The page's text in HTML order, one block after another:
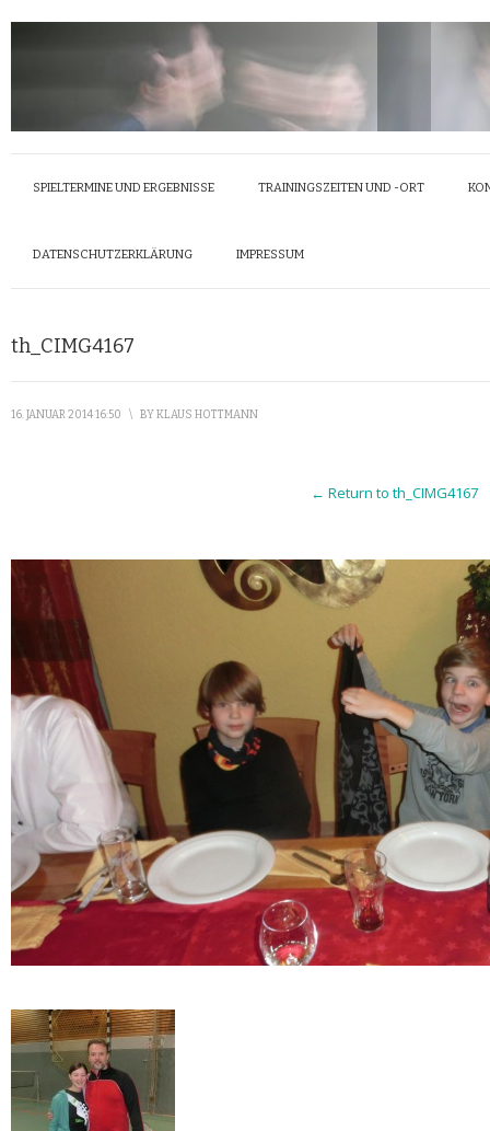
SPIELTERMINE UND ERGEBNISSE TRAININGSZEITEN UND -ORT
DATENSCHUTZERKLÄRUNG IMPRESSUM
th_CIMG4167
16. JANUAR 2014 16:50 \ BYKLAUS HOTTMANN
← Return to th_CIMG4167